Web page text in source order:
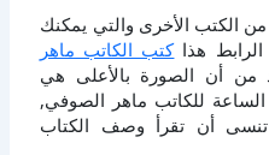
الكتب الأخرى والتي يمكنك
هذاكتب الكاتب ماهر
من أن الصورة بالأعلى هي
وقيام الساعة للكاتب ماهر الصوفي,
أن تقرأ وصف الكتاب